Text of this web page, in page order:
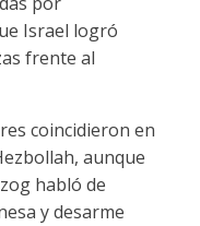
Israel logró
frente al
coincidieron en
aunque
habló de
y desarme